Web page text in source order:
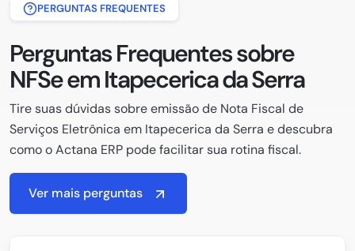
PERGUNTAS FREQUENTES
Perguntas Frequentes sobre
NFSe em Itapecerica da Serra
Tire suas dúvidas sobre emissão de Nota Fiscal de
Serviços Eletrônica em Itapecerica da Serra e descubra
como o Actana ERP pode facilitar sua rotina fiscal.
Ver mais perguntas